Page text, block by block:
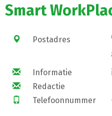
Smart
Postadres
Informatie
Redactie
Telefoonnummer